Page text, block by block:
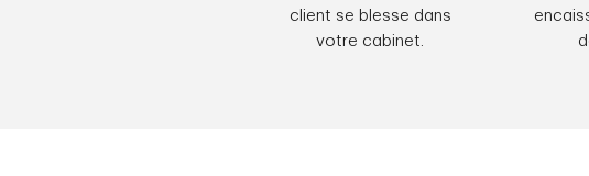
client se blesse dans
votre cabinet.